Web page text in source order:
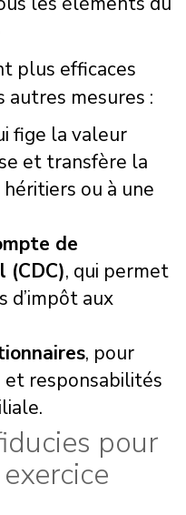
plus efficaces
autres mesures :
fige la valeur
et transfère la
ou à une
de
(CDC), qui permet
d’impôt aux
, pour
responsabilités
pour